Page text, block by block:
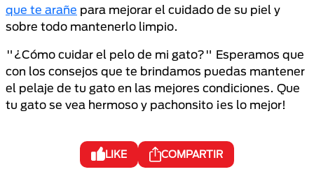
que te arañe para mejorar el cuidado de su piel y
sobre todo mantenerlo limpio.
"¿Cómo cuidar el pelo de mi gato?" Esperamos que
con los consejos que te brindamos puedas mantener
el pelaje de tu gato en las mejores condiciones. Que
tu gato se vea hermoso y pachonsito ¡es lo mejor!
LIKE COMPARTIR